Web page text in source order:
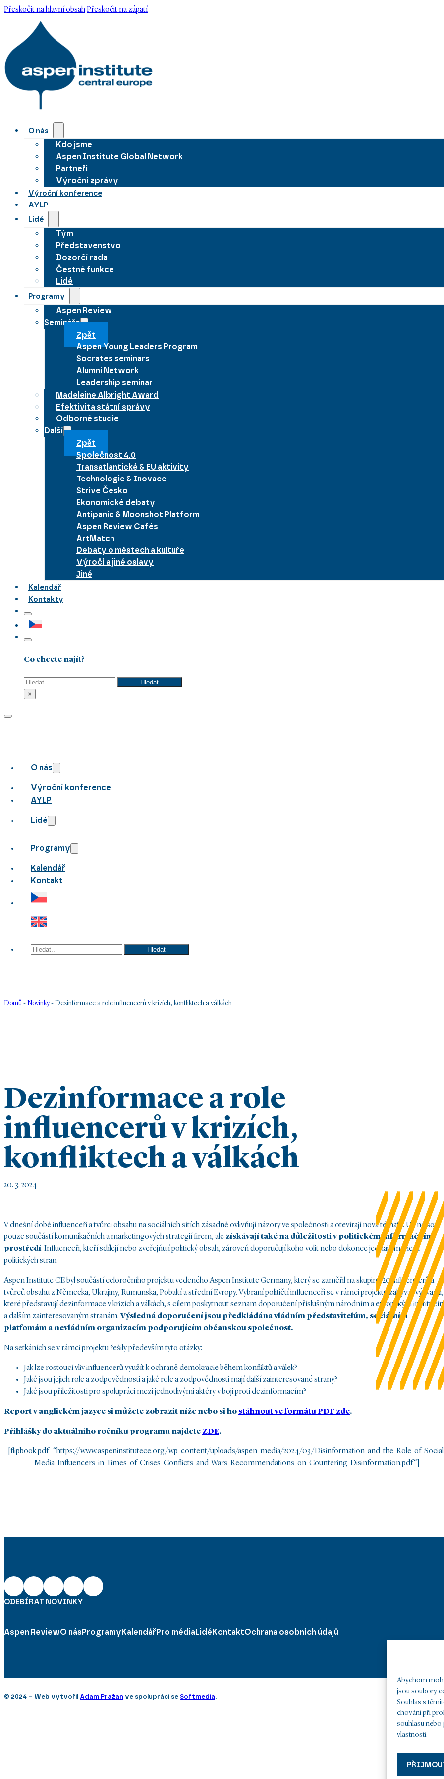
Abychom
jsou soubory
Souhlas s
chování při
souhlasu nebo
vlastnosti.
Přeskočit na hlavní obsahPřeskočit na zápatí
O nás
Kdo jsme
Aspen Institute Global Network
Partneři
Výroční zprávy
Výroční konference
AYLP
Lidé
Tým
Představenstvo
Dozorčí rada
Čestné funkce
Lidé
Programy
Aspen Review
Semináře
Zpět
Aspen Young Leaders Program
Socrates seminars
Alumni Network
Leadership seminar
Madeleine Albright Award
Efektivita státní správy
Odborné studie
Další
Zpět
Společnost 4.0
Transatlantické & EU aktivity
Technologie & Inovace
Strive Česko
Ekonomické debaty
Antipanic & Moonshot Platform
Aspen Review Cafés
ArtMatch
Debaty o městech a kultuře
Výročí a jiné oslavy
Jiné
Kalendář
Kontakty
Co chcete najít?
Hledat
Hledat
×
O nás
Výroční konference
AYLP
Lidé
Programy
Kalendář
Kontakt
Hledat Hledat
Domů - Novinky- Dezinformace a role influencerů v krizích, konfliktech a válkách
Dezinformace a role
influencerů v krizích,
konfliktech a válkách
20. 3. 2024
V dnešní době influenceři a tvůrci obsahu na sociálních sítích zásadně ovlivňují názory ve společnosti a otevírají nová témata. Už nejsou
pouze součástí komunikačních a marketingových strategií firem, ale získávají také na důležitosti v politickém informačním
prostředí. Influenceři, kteří sdílejí nebo zveřejňují politický obsah, zároveň doporučují koho volit nebo dokonce jednají jménem
politických stran.
Aspen Institute CE byl součástí celoročního projektu vedeného Aspen Institute Germany, který se zaměřil na skupinu 20 influencerů a
tvůrců obsahu z Německa, Ukrajiny, Rumunska, Pobaltí a střední Evropy. Vybraní političtí influenceři se v rámci projektu zabývali výzvami,
které představují dezinformace v krizích a válkách, s cílem poskytnout seznam doporučení příslušným národním a evropským
a dalším zainteresovaným stranám. Výsledná doporučení jsou předkládána vládním představitelům, sociálním
platfomám a nevládním organizacím podporujícím občanskou společnost.
Na setkáních se v rámci projektu řešily především tyto otázky:
Jak lze rostoucí vliv influencerů využít k ochraně demokracie během konfliktů a válek?
Jaké jsou jejich role a zodpovědnosti a jaké role a zodpovědnosti mají další zainteresované strany?
Jaké jsou příležitosti pro spolupráci mezi jednotlivými aktéry v boji proti dezinformacím?
Report v anglickém jazyce si můžete zobrazit níže nebo si ho stáhnout ve formátu PDF zde.
Přihlášky do aktuálního ročníku programu najdete ZDE.
[flipbook pdf=“https://www.aspeninstitutece.org/wp-content/uploads/aspen-media/2024/03/Disinformation-and-the-Role-of-
Media-Influencers-in-Times-of-Crises-Conflicts-and-Wars-Recommendations-on-Countering-Disinformation.pdf“]
ODEBÍRAT NOVINKY
Aspen ReviewO násProgramyKalendářPro médiaLidéKontaktOchrana osobních údajů
© 2024 – Web vytvořil Adam Pražan ve spolupráci se Softmedia.